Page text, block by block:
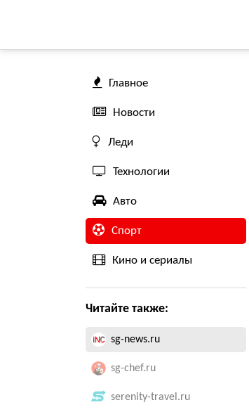
Главное
Новости
Леди
Технологии
Авто
Спорт
Кино и сериалы
Читайте также:
sg-news.ru
sg-chef.ru
serenity-travel.ru